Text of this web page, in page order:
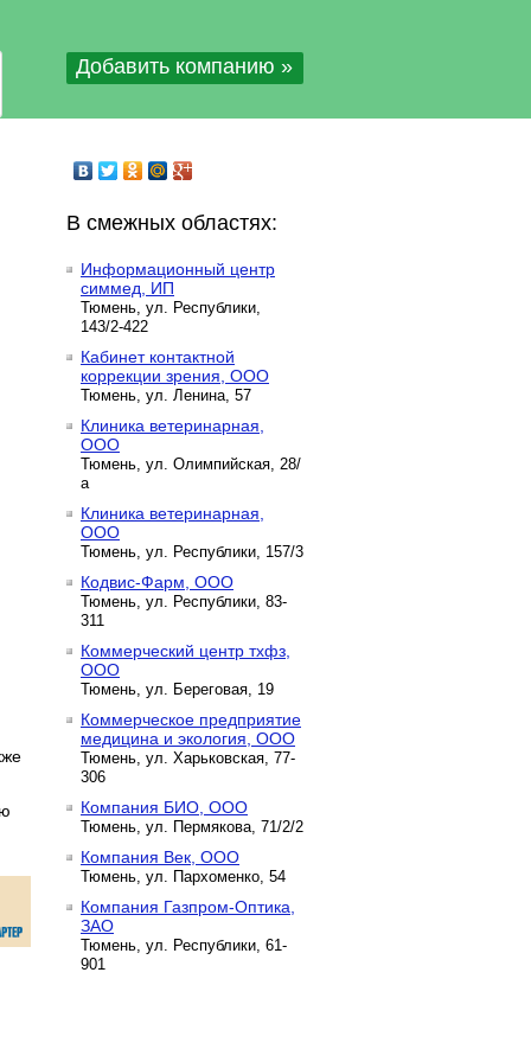
Добавить компанию »
В смежных областях:
Информационный центр
симмед, ИП
Тюмень, ул. Республики,
143/2-422
Кабинет контактной
коррекции зрения, ООО
Тюмень, ул. Ленина, 57
Клиника ветеринарная,
ООО
Тюмень, ул. Олимпийская, 28/
а
Клиника ветеринарная,
ООО
Тюмень, ул. Республики, 157/3
Кодвис-Фарм, ООО
Тюмень, ул. Республики, 83-
311
Коммерческий центр тхфз,
ООО
Тюмень, ул. Береговая, 19
Коммерческое предприятие
медицина и экология, ООО
Тюмень, ул. Харьковская, 77-
306
Компания БИО, ООО
Тюмень, ул. Пермякова, 71/2/2
Компания Век, ООО
Тюмень, ул. Пархоменко, 54
Компания Газпром-Оптика,
ЗАО
Тюмень, ул. Республики, 61-
901